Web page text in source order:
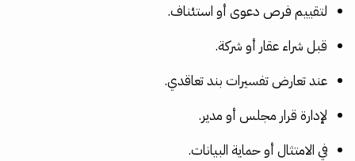
لتقييم فرص دعوى أو استئناف.
قبل شراء عقار أو شركة.
عند تعارض تفسيرات بند تعاقدي.
لإدارة قرار مجلس أو مدير.
في الامتثال أو حماية البيانات.